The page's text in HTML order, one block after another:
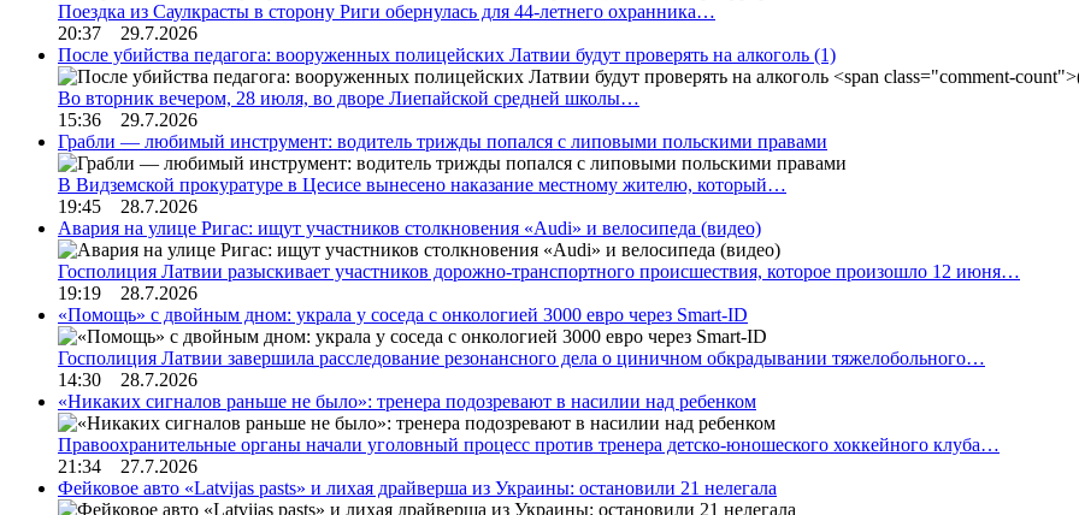
Поездка из Саулкрасты в сторону Риги обернулась для 44-летнего охранника…
20:37 29.7.2026
После убийства педагога: вооруженных полицейских Латвии будут проверять на алкоголь (1)
Во вторник вечером, 28 июля, во дворе Лиепайской средней школы…
15:36 29.7.2026
Грабли — любимый инструмент: водитель трижды попался с липовыми польскими правами
В Видземской прокуратуре в Цесисе вынесено наказание местному жителю, который…
19:45 28.7.2026
Авария на улице Ригас: ищут участников столкновения «Audi» и велосипеда (видео)
Госполиция Латвии разыскивает участников дорожно-транспортного происшествия, которое произошло 12 июня…
19:19 28.7.2026
«Помощь» с двойным дном: украла у соседа с онкологией 3000 евро через Smart-ID
Госполиция Латвии завершила расследование резонансного дела о циничном обкрадывании тяжелобольного…
14:30 28.7.2026
«Никаких сигналов раньше не было»: тренера подозревают в насилии над ребенком
Правоохранительные органы начали уголовный процесс против тренера детско-юношеского хоккейного клуба…
21:34 27.7.2026
Фейковое авто «Latvijas pasts» и лихая драйверша из Украины: остановили 21 нелегала